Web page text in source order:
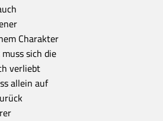
Charakter
sich die
verliebt
allein auf